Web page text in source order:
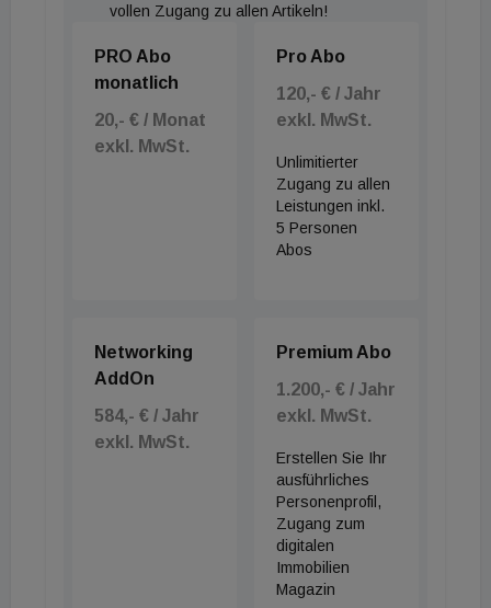
vollen Zugang zu allen Artikeln!
PRO Abo
monatlich
20,- € / Monat
exkl. MwSt.
Pro Abo
120,- € / Jahr
exkl. MwSt.
Unlimitierter
Zugang zu allen
Leistungen inkl.
5 Personen
Abos
Networking
AddOn
584,- € / Jahr
exkl. MwSt.
Premium Abo
1.200,- € / Jahr
exkl. MwSt.
Erstellen Sie Ihr
ausführliches
Personenprofil,
Zugang zum
digitalen
Immobilien
Magazin